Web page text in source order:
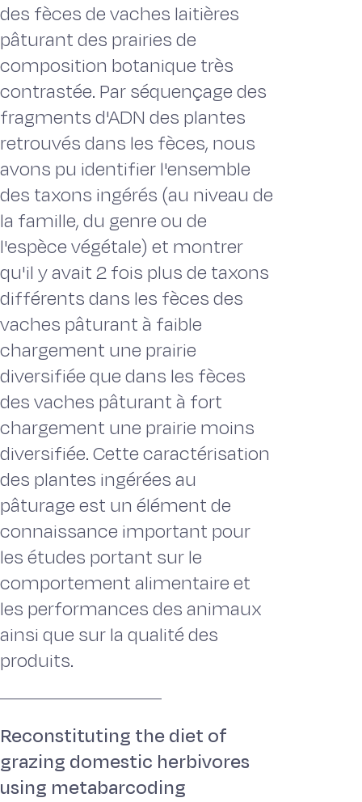
des fèces de vaches laitières
pâturant des prairies de
composition botanique très
contrastée. Par séquençage des
fragments d'ADN des plantes
retrouvés dans les fèces, nous
avons pu identifier l'ensemble
des taxons ingérés (au niveau de
la famille, du genre ou de
l'espèce végétale) et montrer
qu'il y avait 2 fois plus de taxons
différents dans les fèces des
vaches pâturant à faible
chargement une prairie
diversifiée que dans les fèces
des vaches pâturant à fort
chargement une prairie moins
diversifiée. Cette caractérisation
des plantes ingérées au
pâturage est un élément de
connaissance important pour
les études portant sur le
comportement alimentaire et
les performances des animaux
ainsi que sur la qualité des
produits.
Reconstituting the diet of
grazing domestic herbivores
using metabarcoding